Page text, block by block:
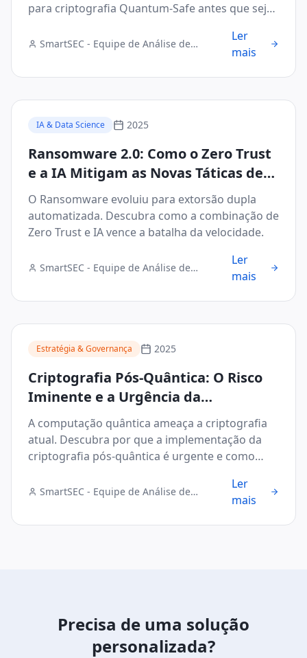
para criptografia Quantum-Safe antes que seja
SmartSEC - Equipe de Análise de
Ler
mais
IA & Data Science 2025
Ransomware 2.0: Como o Zero Trust
e a IA Mitigam as Novas Táticas de
Extorsão Automatizada
O Ransomware evoluiu para extorsão dupla
automatizada. Descubra como a combinação de
Zero Trust e IA vence a batalha da velocidade.
SmartSEC - Equipe de Análise de
Ler
mais
Estratégia & Governança 2025
Criptografia Pós-Quântica: O Risco
Iminente e a Urgência da
Implementação
A computação quântica ameaça a criptografia
atual. Descubra por que a implementação da
criptografia pós-quântica é urgente e como
SmartSEC - Equipe de Análise de
Ler
mais
Precisa de uma solução
personalizada?